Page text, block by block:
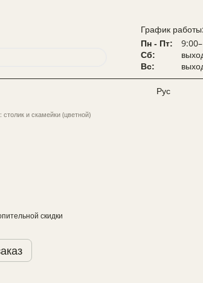
График работы:
Пн - Пт:
Сб:
Вс:
Рус
и скамейки (цветной)
скидки